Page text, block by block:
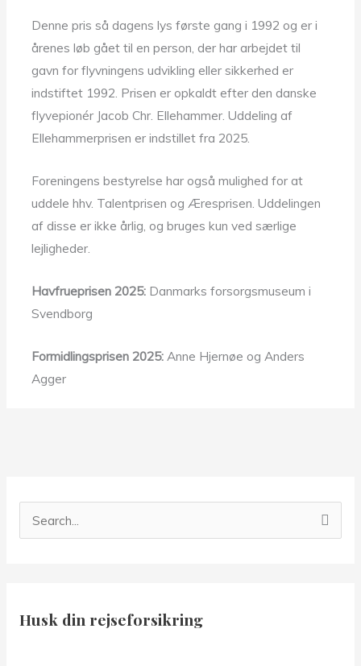
Denne pris så dagens lys første gang i 1992 og er i
årenes løb gået til en person, der har arbejdet til
gavn for flyvningens udvikling eller sikkerhed er
indstiftet 1992. Prisen er opkaldt efter den danske
flyvepionér Jacob Chr. Ellehammer. Uddeling af
Ellehammerprisen er indstillet fra 2025.
Foreningens bestyrelse har også mulighed for at
uddele hhv. Talentprisen og Æresprisen. Uddelingen
af disse er ikke årlig, og bruges kun ved særlige
lejligheder.
Havfrueprisen 2025: Danmarks forsorgsmuseum i
Svendborg
Formidlingsprisen 2025: Anne Hjernøe og Anders
Agger
fHusk din rejseforsikring